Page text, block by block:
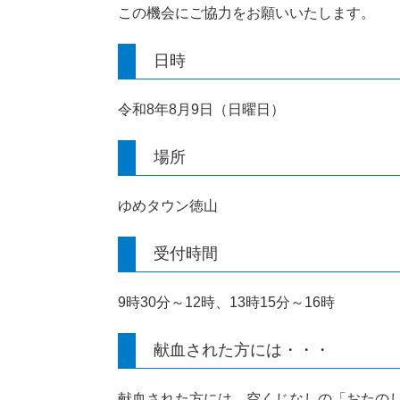
この機会にご協力をお願いいたします。
日時
令和8年8月9日（日曜日）
場所
ゆめタウン徳山
受付時間
9時30分～12時、13時15分～16時
献血された方には・・・